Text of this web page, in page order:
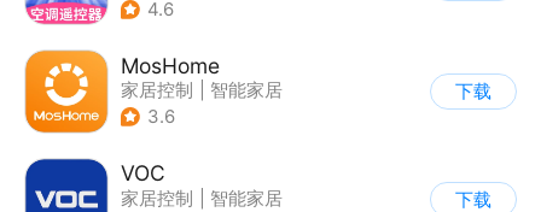
4.6
MosHome
家居控制
智能家居
3.6
下载
VOC
家居控制
智能家居
下载